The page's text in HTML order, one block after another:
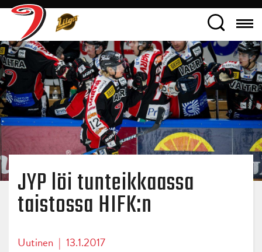
JYP löi tunteikkaassa
taistossa HIFK:n
Uutinen | 13.1.2017